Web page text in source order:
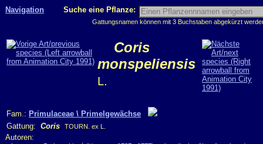
Navigation Suche eine Pflanze:
Gattungsnamen können mit 3 Buchstaben abgekürzt
Coris
monspeliensis
L.
Fam.: Primulaceae \ Primelgewächse
Gattung: Coris TOURN. ex L.
Autoren: